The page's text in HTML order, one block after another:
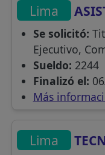
Lima
Se solicitó:
Ejecutivo,
Sueldo: 2244
Finalizó el:
Más
Lima